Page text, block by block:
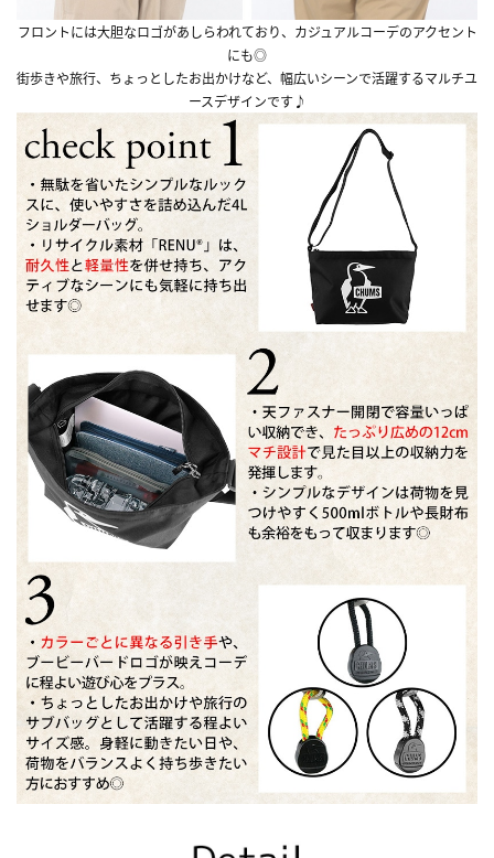
フロントには大胆なロゴがあしらわれており、カジュアルコーデのアクセント
にも◎
街歩きや旅行、ちょっとしたお出かけなど、幅広いシーンで活躍するマルチユ
ースデザインです♪